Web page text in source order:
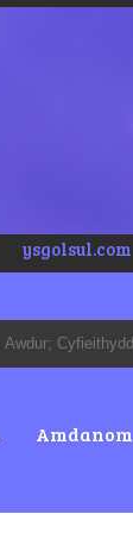
ysgolsul.com
Amdanom